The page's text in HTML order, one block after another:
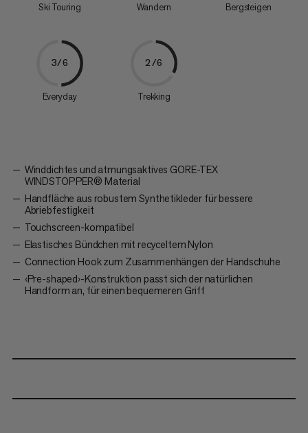
Ski Touring Wandern Bergsteigen
3/6
Everyday
2/6
Trekking
Winddichtes und atmungsaktives GORE-TEX
WINDSTOPPER® Material
Handfläche aus robustem Synthetikleder für bessere
Abriebfestigkeit
Touchscreen-kompatibel
Elastisches Bündchen mit recyceltem Nylon
Connection Hook zum Zusammenhängen der Handschuhe
‹Pre-shaped›-Konstruktion passt sich der natürlichen
Handform an, für einen bequemeren Griff